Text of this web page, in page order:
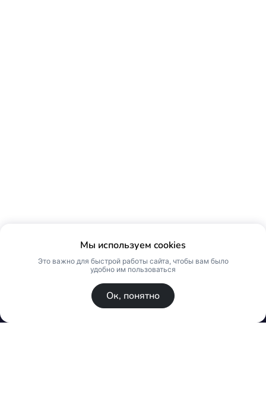
Мы используем cookies
Это важно для быстрой работы сайта, чтобы вам было
удобно им пользоваться
Ок, понятно